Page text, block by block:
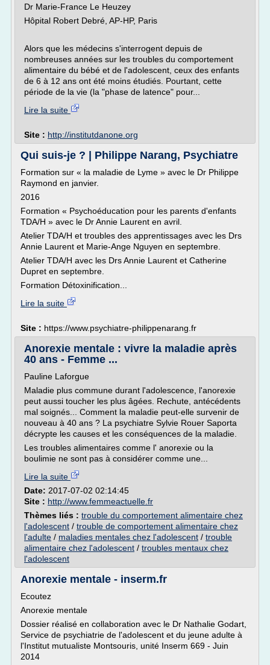
Dr Marie-France Le Heuzey
Hôpital Robert Debré, AP-HP, Paris
Alors que les médecins s'interrogent depuis de
nombreuses années sur les troubles du comportement
alimentaire du bébé et de l'adolescent, ceux des enfants
de 6 à 12 ans ont été moins étudiés. Pourtant, cette
période de la vie (la "phase de latence" pour...
Lire la suite
Site : http://institutdanone.org
Qui suis-je ? | Philippe Narang, Psychiatre
Formation sur « la maladie de Lyme » avec le Dr Philippe
Raymond en janvier.
2016
Formation « Psychoéducation pour les parents d'enfants
TDA/H » avec le Dr Annie Laurent en avril.
Atelier TDA/H et troubles des apprentissages avec les Drs
Annie Laurent et Marie-Ange Nguyen en septembre.
Atelier TDA/H avec les Drs Annie Laurent et Catherine
Dupret en septembre.
Formation Détoxinification...
Lire la suite
Site : https://www.psychiatre-philippenarang.fr
Anorexie mentale : vivre la maladie après
40 ans - Femme ...
Pauline Laforgue
Maladie plus commune durant l'adolescence, l'anorexie
peut aussi toucher les plus âgées. Rechute, antécédents
mal soignés... Comment la maladie peut-elle survenir de
nouveau à 40 ans ? La psychiatre Sylvie Rouer Saporta
décrypte les causes et les conséquences de la maladie.
Les troubles alimentaires comme l' anorexie ou la
boulimie ne sont pas à considérer comme une...
Lire la suite
Date: 2017-07-02 02:14:45
Site : http://www.femmeactuelle.fr
Thèmes liés : trouble du comportement alimentaire chez
l'adolescent / trouble de comportement alimentaire chez
l'adulte / maladies mentales chez l'adolescent / trouble
alimentaire chez l'adolescent / troubles mentaux chez
l'adolescent
Anorexie mentale - inserm.fr
Ecoutez
Anorexie mentale
Dossier réalisé en collaboration avec le Dr Nathalie Godart,
Service de psychiatrie de l'adolescent et du jeune adulte à
l'Institut mutualiste Montsouris, unité Inserm 669 - Juin
2014